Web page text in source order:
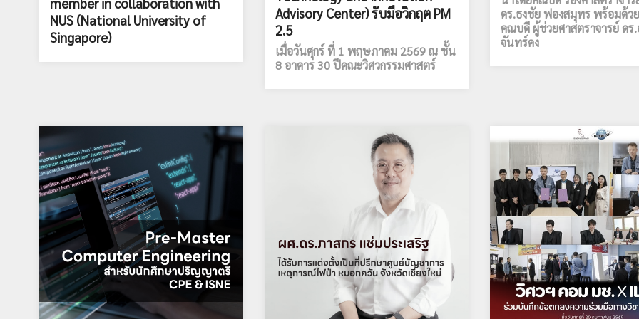
NUS (National University of
Singapore)
Advisory Center) รับมือวิกฤต PM
2.5
เมื่อวันศุกร์ ที่ 1 พฤษภาคม 2569 ณ ชั้น
8 อาคาร 30 ปีคณะวิศวกรรมศาสตร์
ดร.ธงชัย ฟองสมุทร พร้อมด้ว
คณบดี ผู้ช่วยศาสตราจารย์ ด
จันทร์คง